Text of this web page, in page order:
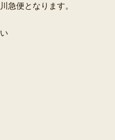
急便となります。